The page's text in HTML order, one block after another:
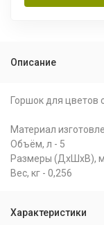
Описание
Горшок для цветов
Материал
Объём, л - 5
Размеры (ДхШхВ),
Вес, кг - 0,256
Характеристики